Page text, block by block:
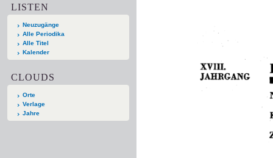
LISTEN
Neuzugänge
Alle Periodika
Alle Titel
Kalender
CLOUDS
Orte
Verlage
Jahre